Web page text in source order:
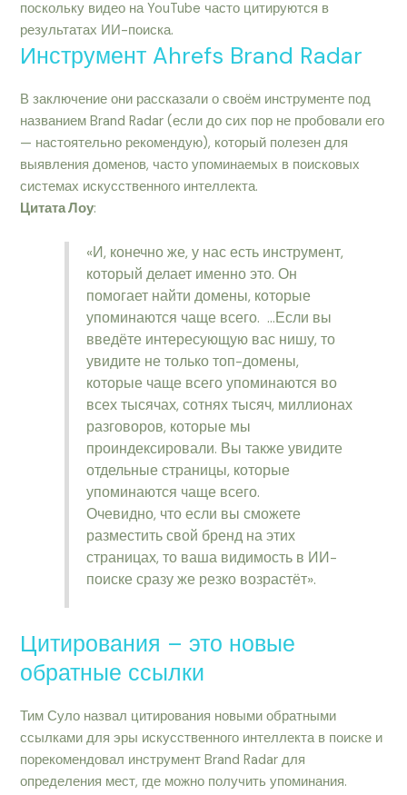
поскольку видео на YouTube часто цитируются в
результатах ИИ-поиска.
Инструмент Ahrefs Brand Radar
В заключение они рассказали о своём инструменте под
названием Brand Radar (если до сих пор не пробовали его
— настоятельно рекомендую), который полезен для
выявления доменов, часто упоминаемых в поисковых
системах искусственного интеллекта.
Цитата Лоу:
«И, конечно же, у нас есть инструмент,
который делает именно это. Он
помогает найти домены, которые
упоминаются чаще всего. …Если вы
введёте интересующую вас нишу, то
увидите не только топ-домены,
которые чаще всего упоминаются во
всех тысячах, сотнях тысяч, миллионах
разговоров, которые мы
проиндексировали. Вы также увидите
отдельные страницы, которые
упоминаются чаще всего.
Очевидно, что если вы сможете
разместить свой бренд на этих
страницах, то ваша видимость в ИИ-
поиске сразу же резко возрастёт».
Цитирования – это новые
обратные ссылки
Тим Суло назвал цитирования новыми обратными
ссылками для эры искусственного интеллекта в поиске и
порекомендовал инструмент Brand Radar для
определения мест, где можно получить упоминания.